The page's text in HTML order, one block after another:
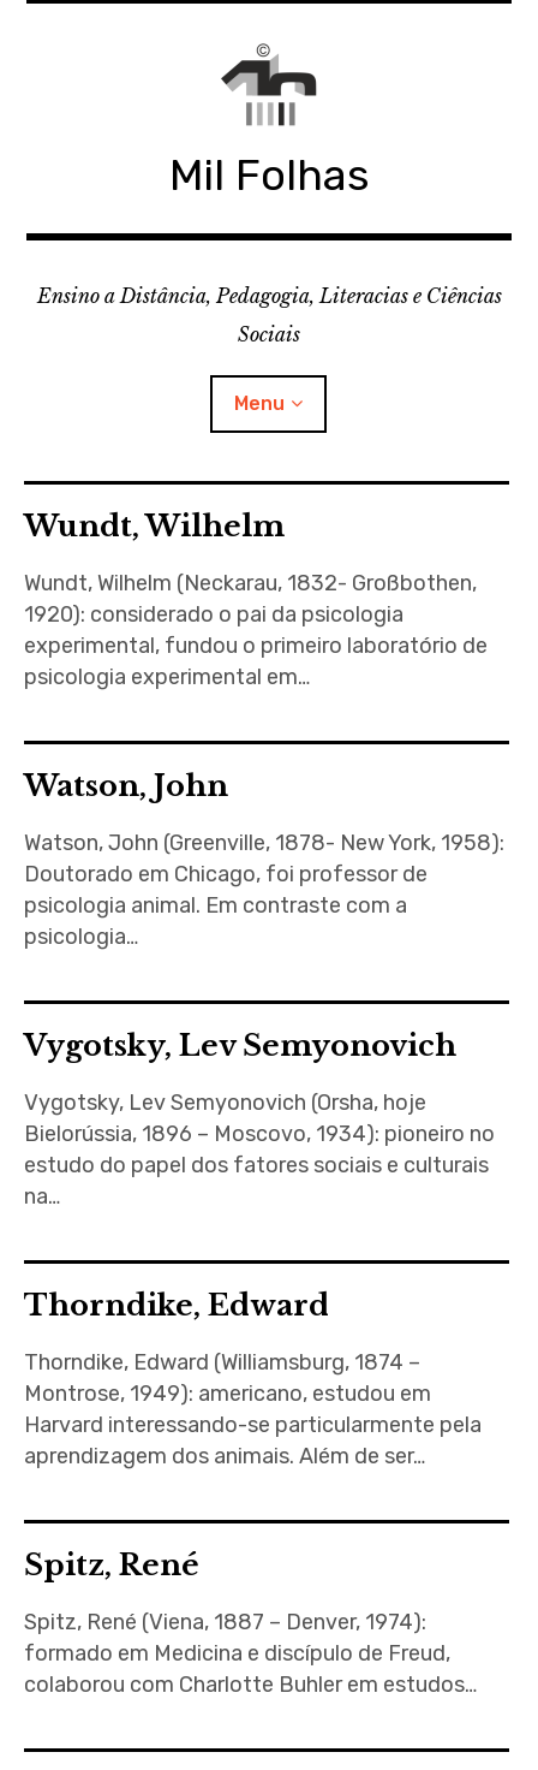
Mil Folhas
Ensino a Distância, Pedagogia, Literacias e Ciências
Sociais
Menu
CDD
Ferramentas Digitais
Blog
Glossário de Psicologia
Psicologia – Biografias
Wundt, Wilhelm
Wundt, Wilhelm (Neckarau, 1832- Großbothen,
1920): considerado o pai da psicologia
experimental, fundou o primeiro laboratório de
psicologia experimental em…
Watson, John
Watson, John (Greenville, 1878- New York, 1958):
Doutorado em Chicago, foi professor de
psicologia animal. Em contraste com a
psicologia…
Vygotsky, Lev Semyonovich
Vygotsky, Lev Semyonovich (Orsha, hoje
Bielorússia, 1896 – Moscovo, 1934): pioneiro no
estudo do papel dos fatores sociais e culturais
na…
Thorndike, Edward
Thorndike, Edward (Williamsburg, 1874 –
Montrose, 1949): americano, estudou em
Harvard interessando-se particularmente pela
aprendizagem dos animais. Além de ser…
Spitz, René
Spitz, René (Viena, 1887 – Denver, 1974):
formado em Medicina e discípulo de Freud,
colaborou com Charlotte Buhler em estudos…